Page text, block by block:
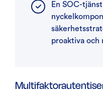
En SOC-
proaktiva och